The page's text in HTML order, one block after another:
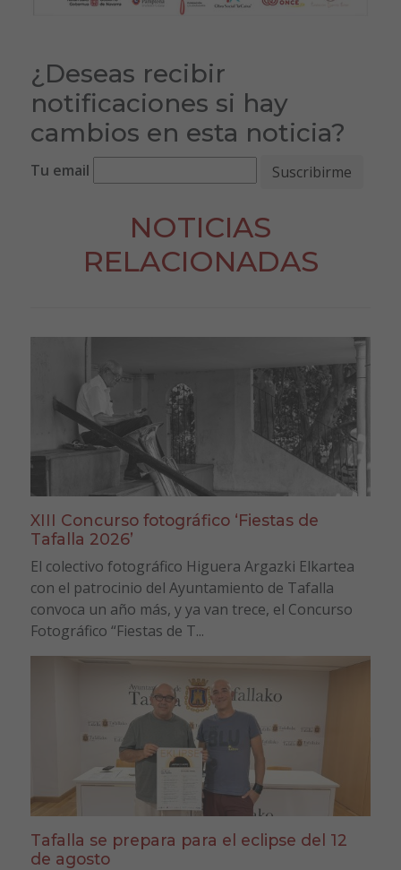
¿Deseas recibir
notificaciones si hay
cambios en esta noticia?
Tu email
NOTICIAS
RELACIONADAS
XIII Concurso fotográfico ‘Fiestas de
Tafalla 2026’
El colectivo fotográfico Higuera Argazki Elkartea
con el patrocinio del Ayuntamiento de Tafalla
convoca un año más, y ya van trece, el Concurso
Fotográfico “Fiestas de T...
Tafalla se prepara para el eclipse del 12
de agosto